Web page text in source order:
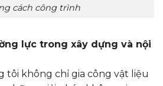
cách công trình
lực trong xây dựng và nội
tôi không chỉ gia công vật liệu